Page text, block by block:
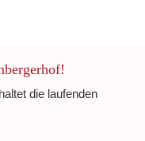
die laufenden